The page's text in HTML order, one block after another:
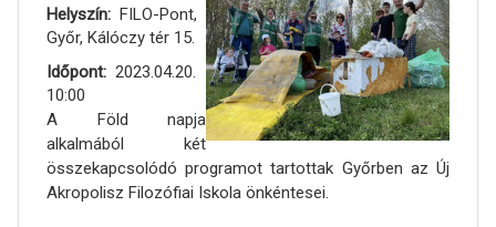
Helyszín
FILO-Pont,
Győr, Kálóczy tér 15.
Időpont
2023.04.20.
10:00
A Föld napja
alkalmából két
összekapcsolódó programot tartottak Győrben az Új
Akropolisz Filozófiai Iskola önkéntesei.